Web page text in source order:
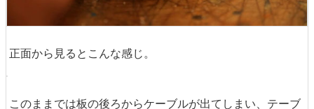
正面から見るとこんな感じ。